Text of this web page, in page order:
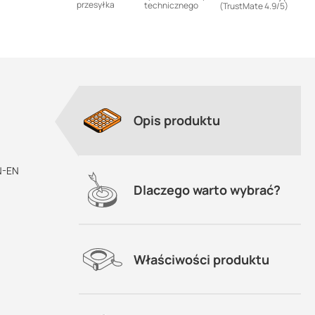
przesyłka
technicznego
(TrustMate 4.9/5)
EN
Opis produktu
Dlaczego warto wybrać?
Właściwości produktu